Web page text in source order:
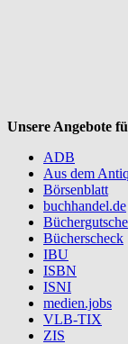
Unsere Angebote
ADB
Aus dem
Börsenblatt
buchhandel.de
Bücherscheck
IBU
ISBN
ISNI
medien.jobs
VLB-TIX
ZIS